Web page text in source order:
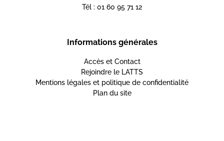
Tél : 01 60 95 71 12
Informations générales
Accès et Contact
Rejoindre le LATTS
Mentions légales et politique de confidentialité
Plan du site